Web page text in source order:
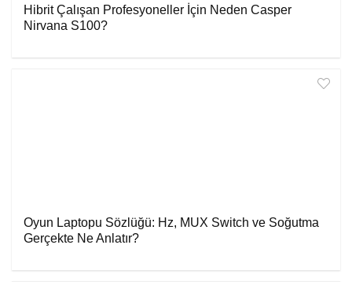
Hibrit Çalışan Profesyoneller İçin Neden Casper
Nirvana S100?
Oyun Laptopu Sözlüğü: Hz, MUX Switch ve Soğutma
Gerçekte Ne Anlatır?